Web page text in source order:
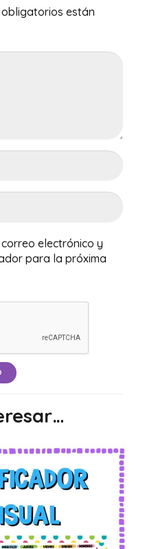
están
electrónico y
para la próxima